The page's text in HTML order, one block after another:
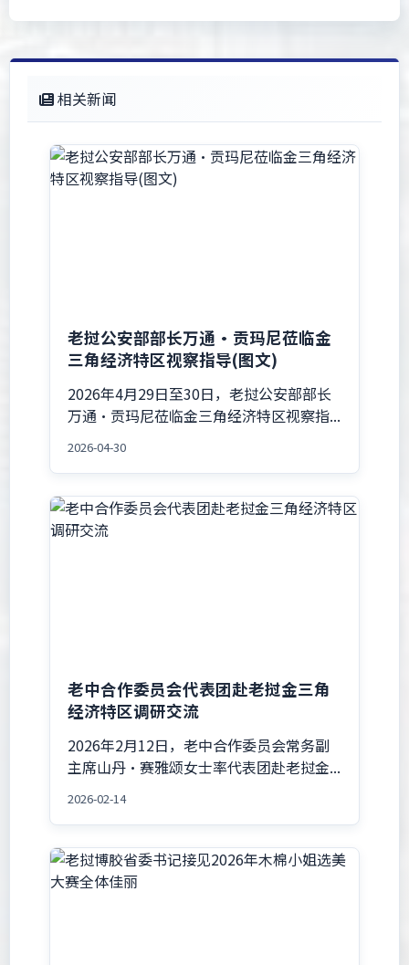
相关新闻
老挝公安部部长万通·贡玛尼莅临金
三角经济特区视察指导(图文)
2026年4月29日至30日，老挝公安部部长
万通·贡玛尼莅临金三角经济特区视察指...
2026-04-30
老中合作委员会代表团赴老挝金三角
经济特区调研交流
2026年2月12日，老中合作委员会常务副
主席山丹·赛雅颂女士率代表团赴老挝金...
2026-02-14